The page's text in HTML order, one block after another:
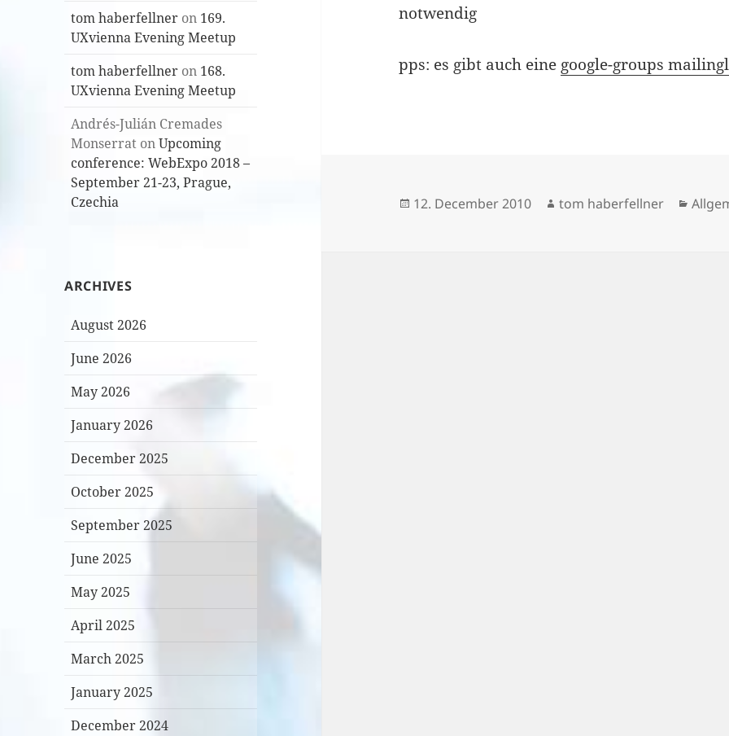
tom haberfellner on 169.
UXvienna Evening Meetup
tom haberfellner on 168.
UXvienna Evening Meetup
Andrés-Julián Cremades
Monserrat onUpcoming
conference: WebExpo 2018 –
September 21-23, Prague,
Czechia
ARCHIVES
August 2026
June 2026
May 2026
January 2026
December 2025
October 2025
September 2025
June 2025
May 2025
April 2025
March 2025
January 2025
December 2024
notwendig
pps: es gibt auch eine google-groups
Posted
12. December 2010 Author
tom haberfellner